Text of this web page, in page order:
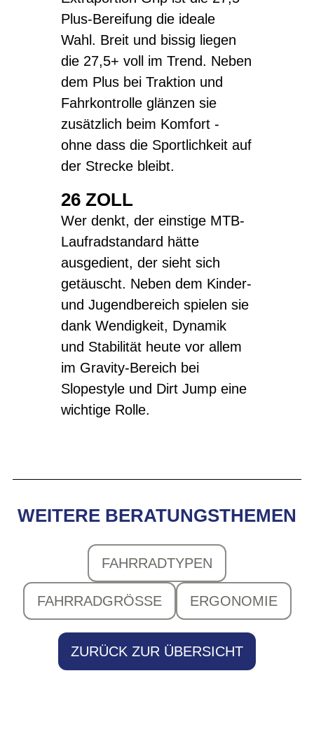
Plus-Bereifung die ideale
Wahl. Breit und bissig liegen
die 27,5+ voll im Trend. Neben
dem Plus bei Traktion und
Fahrkontrolle glänzen sie
zusätzlich beim Komfort -
ohne dass die Sportlichkeit auf
der Strecke bleibt.
26 ZOLL
Wer denkt, der einstige MTB-
Laufradstandard hätte
ausgedient, der sieht sich
getäuscht. Neben dem Kinder-
und Jugendbereich spielen sie
dank Wendigkeit, Dynamik
und Stabilität heute vor allem
im Gravity-Bereich bei
Slopestyle und Dirt Jump eine
wichtige Rolle.
WEITERE BERATUNGSTHEMEN
FAHRRADTYPEN
FAHRRADGRÖSSE ERGONOMIE
ZURÜCK ZUR ÜBERSICHT